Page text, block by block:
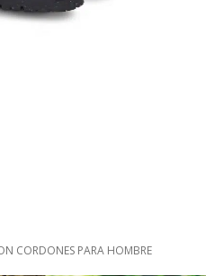
CORDONES PARA HOMBRE